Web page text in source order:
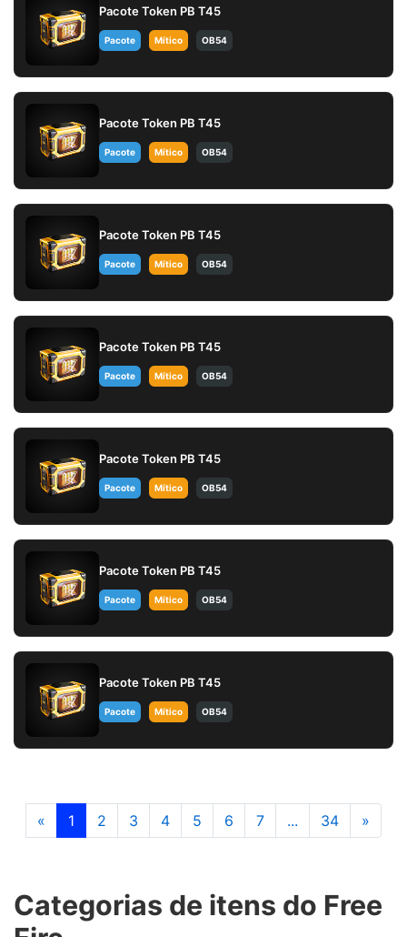
Pacote Token PB T45
Pacote Mítico OB54
Pacote Token PB T45
Pacote Mítico OB54
Pacote Token PB T45
Pacote Mítico OB54
Pacote Token PB T45
Pacote Mítico OB54
Pacote Token PB T45
Pacote Mítico OB54
Pacote Token PB T45
Pacote Mítico OB54
Pacote Token PB T45
Pacote Mítico OB54
« 1 2 3 4 5 6 7 ... 34 »
Categorias de itens do Free